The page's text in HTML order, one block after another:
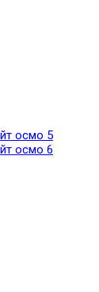
осмо 5
осмо 6